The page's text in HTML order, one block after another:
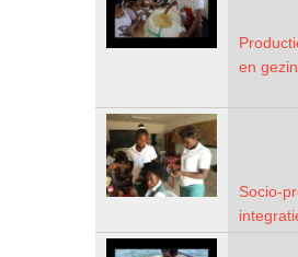
en
Socio-